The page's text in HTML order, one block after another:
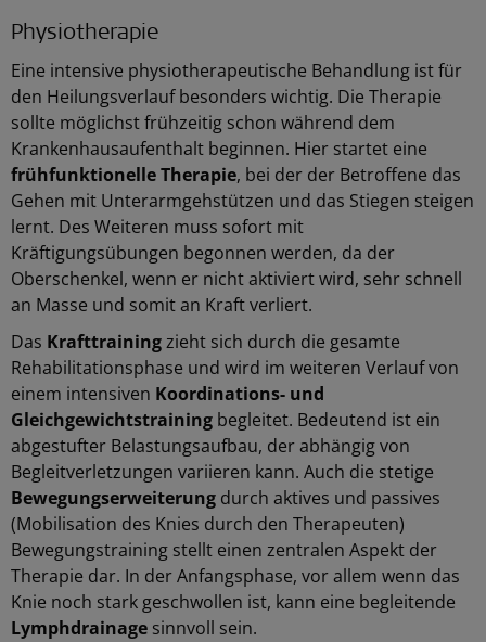
Physiotherapie
Eine intensive physiotherapeutische Behandlung ist für
den Heilungsverlauf besonders wichtig. Die Therapie
sollte möglichst frühzeitig schon während dem
Krankenhausaufenthalt beginnen. Hier startet eine
frühfunktionelle Therapie, bei der der Betroffene das
Gehen mit Unterarmgehstützen und das Stiegen steigen
lernt. Des Weiteren muss sofort mit
Kräftigungsübungen begonnen werden, da der
Oberschenkel, wenn er nicht aktiviert wird, sehr schnell
an Masse und somit an Kraft verliert.
Das Krafttrainingzieht sich durch die gesamte
Rehabilitationsphase und wird im weiteren Verlauf von
einem intensiven Koordinations- und
Gleichgewichtstraining begleitet. Bedeutend ist ein
abgestufter Belastungsaufbau, der abhängig von
Begleitverletzungen variieren kann. Auch die stetige
Bewegungserweiterung durch aktives und passives
(Mobilisation des Knies durch den Therapeuten)
Bewegungstraining stellt einen zentralen Aspekt der
Therapie dar. In der Anfangsphase, vor allem wenn das
Knie noch stark geschwollen ist, kann eine begleitende
Lymphdrainage sinnvoll sein.